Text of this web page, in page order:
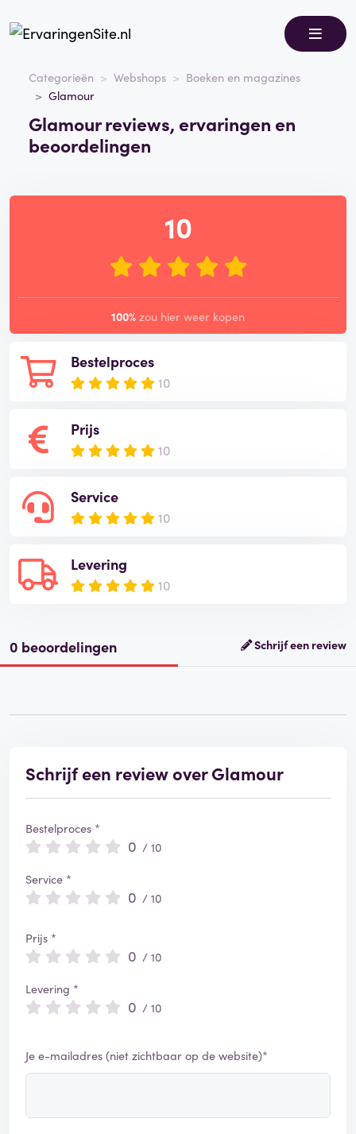
Categorieën Webshops
Boeken en magazines
Glamour
Glamour reviews, ervaringen en
beoordelingen
Bestelproces
10
Prijs
10
Service
10
Levering
10
10
100% zou hier weer kopen
0 beoordelingen Schrijf een review
Schrijf een review over Glamour
Bestelproces *
0 / 10
Service *
0 / 10
Prijs *
0 / 10
Levering *
0 / 10
Je e-mailadres (niet zichtbaar op de website)*